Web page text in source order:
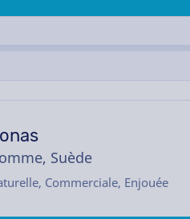
Suède
Commerciale, Enjouée